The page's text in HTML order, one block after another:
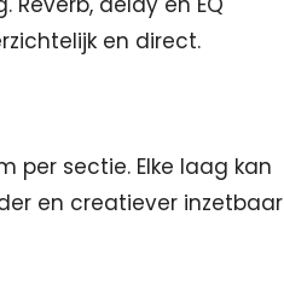
en direct.
per sectie. Elke laag kan
en creatiever inzetbaar